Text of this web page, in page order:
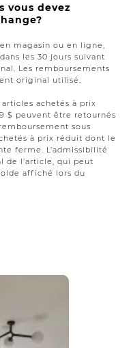
vous devez
magasin ou en ligne,
les 30 jours suivant
Les remboursements
original utilisé.
achetés à prix
$ peuvent être retournés
sous
à prix réduit dont le
ferme. L’admissibilité
de l’article, qui peut
affiché lors du
the previous and